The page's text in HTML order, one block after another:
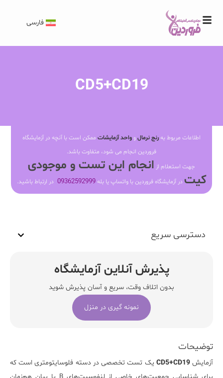
فارسی
CD5+CD19
اطلاعات مربوط بهرنج نرمالو واحد آزمایشات ممکن است با آنچه در آزمایشگاه
فروردین انجام می شود، متفاوت باشد.
جهت استعلام از انجام این تست و موجودی
کیت در آزمایشگاه فروردین با واتساپ یا بله09362592999 در ارتباط باشید.
توضیحات
آزمایشCD5+CD19 یک تست تخصصی در دسته فلوسایتومتری است که
دسترسی سریع
پذیرش آنلاین آزمایشگاه
بدون اتلاف وقت، سریع و آسان پذیرش شوید
نمونه گیری در منزل